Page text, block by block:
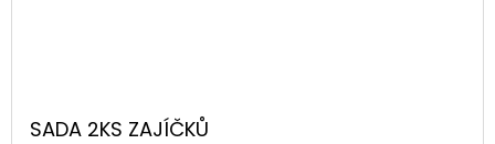
SADA 2KS ZAJÍČKŮ